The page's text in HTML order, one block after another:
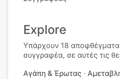
Explore
Υπάρχουν 18
συγγραφέα, σε αυτές τις
Αγάπη & Έρωτας